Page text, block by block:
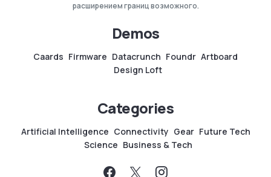
расширением границ возможного.
Demos
Caards Firmware Datacrunch Foundr Artboard
Design Loft
Categories
Artificial Intelligence Connectivity Gear Future Tech
Science Business & Tech